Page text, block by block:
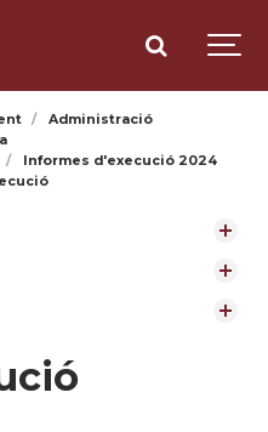
Administració
Informes d'execució 2024